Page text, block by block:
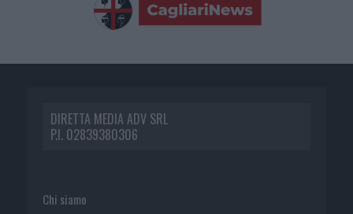
DIRETTA MEDIA ADV SRL
P.I. 02839380306
Chi siamo